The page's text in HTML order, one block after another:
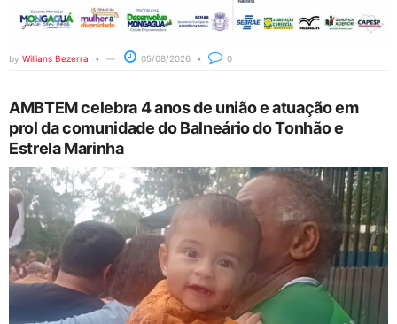
by Willians Bezerra 05/08/2026 0
AMBTEM celebra 4 anos de união e atuação em
prol da comunidade do Balneário do Tonhão e
Estrela Marinha